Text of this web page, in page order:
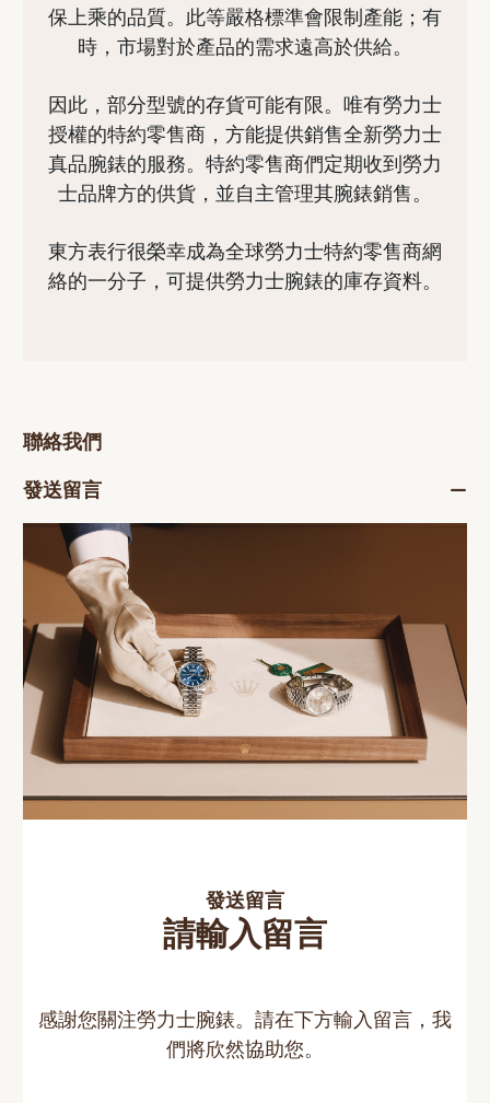
保上乘的品質。此等嚴格標準會限制產能；有
時，市場對於產品的需求遠高於供給。
因此，部分型號的存貨可能有限。唯有勞力士
授權的特約零售商，方能提供銷售全新勞力士
真品腕錶的服務。特約零售商們定期收到勞力
士品牌方的供貨，並自主管理其腕錶銷售。
東方表行很榮幸成為全球勞力士特約零售商網
絡的一分子，可提供勞力士腕錶的庫存資料。
聯絡我們
發送留言
發送留言
請輸入留言
感謝您關注勞力士腕錶。請在下方輸入留言，我
們將欣然協助您。